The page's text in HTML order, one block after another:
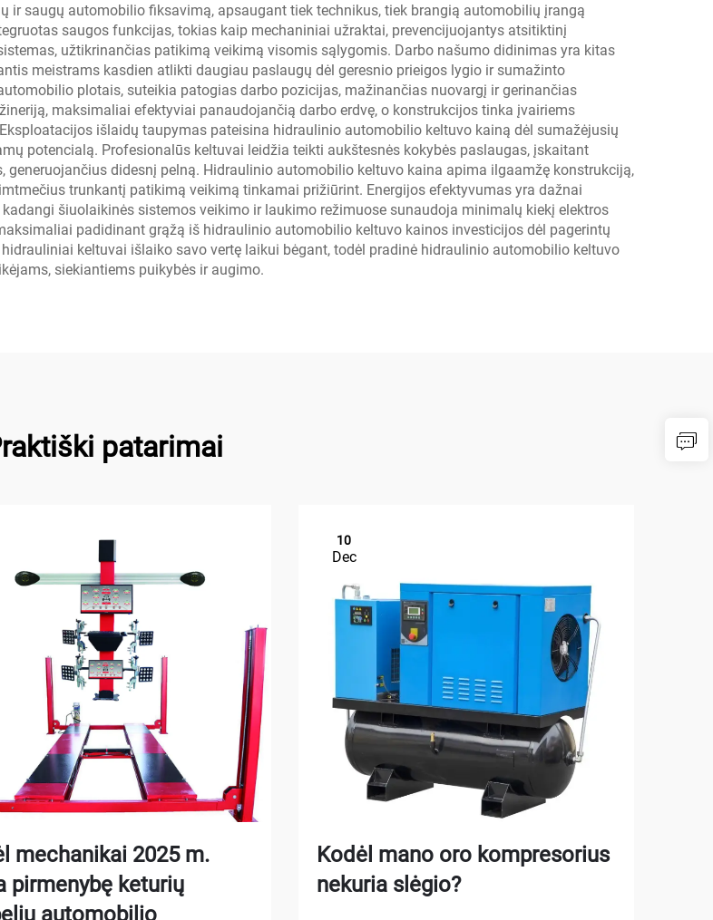
saugų automobilio fiksavimą, apsaugant tiek technikus, tiek brangią automobilių įrangą
saugos funkcijas, tokias kaip mechaniniai užraktai, prevencijuojantys atsitiktinį
užtikrinančias patikimą veikimą visomis sąlygomis. Darbo našumo didinimas yra kitas
meistrams kasdien atlikti daugiau paslaugų dėl geresnio prieigos lygio ir sumažinto
plotais, suteikia patogias darbo pozicijas, mažinančias nuovargį ir gerinančias
maksimaliai efektyviai panaudojančią darbo erdvę, o konstrukcijos tinka įvairiems
išlaidų taupymas pateisina hidraulinio automobilio keltuvo kainą dėl sumažėjusių
potencialą. Profesionalūs keltuvai leidžia teikti aukštesnės kokybės paslaugas, įskaitant
didesnį pelną. Hidraulinio automobilio keltuvo kaina apima ilgaamžę konstrukciją,
trunkantį patikimą veikimą tinkamai prižiūrint. Energijos efektyvumas yra dažnai
šiuolaikinės sistemos veikimo ir laukimo režimuose sunaudoja minimalų kiekį elektros
padidinant grąžą iš hidraulinio automobilio keltuvo kainos investicijos dėl pagerintų
keltuvai išlaiko savo vertę laikui bėgant, todėl pradinė hidraulinio automobilio keltuvo
siekiantiems puikybės ir augimo.
patarimai
mechanikai 2025 m.
pirmenybę keturių
automobilio
10
Dec
Kodėl mano oro kompresorius
nekuria slėgio?